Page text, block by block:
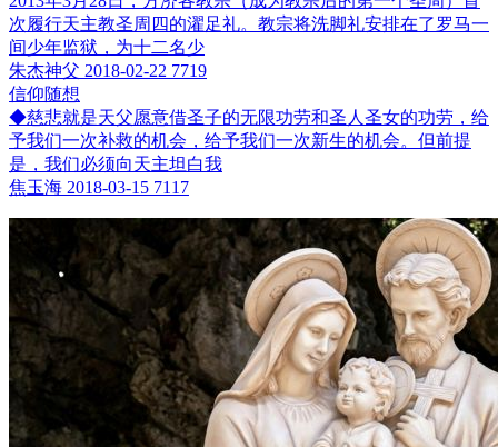
次履行天主教圣周四的濯足礼。教宗将洗脚礼安排在了罗马一
间少年监狱，为十二名少
朱杰神父 2018-02-22 7719
信仰随想
◆慈悲就是天父愿意借圣子的无限功劳和圣人圣女的功劳，给
予我们一次补救的机会，给予我们一次新生的机会。但前提
是，我们必须向天主坦白我
焦玉海 2018-03-15 7117